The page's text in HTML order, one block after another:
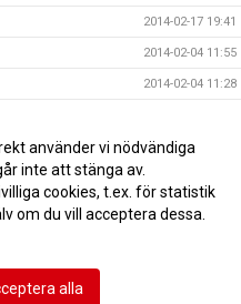
2014-02-17 19:41
2014-02-04 11:55
2014-02-04 11:28
2014-01-03 17:36
2013-11-25 18:30
använder vi nödvändiga
inte att stänga av.
cookies, t.ex. för statistik
om du vill acceptera dessa.
alla